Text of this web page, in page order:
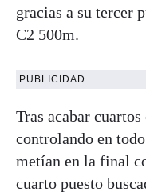
gracias a su tercer
C2 500m.
PUBLICIDAD
Tras acabar
controlando en
metían en la final
cuarto puesto